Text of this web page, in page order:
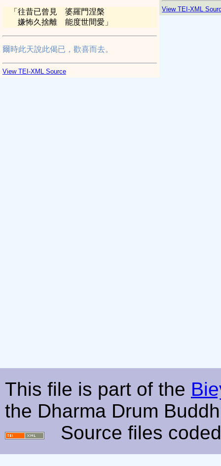
「往昔已曾見 婆羅門涅槃
嫌怖久捨離 能度世間愛 」
爾時此天說此偈已，歡喜而去。
View TEI-XML Source
View TEI-XML
This file is part of the
the Dharma Drum
Source files